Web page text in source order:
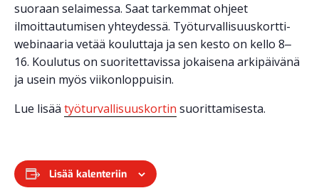
suoraan selaimessa. Saat tarkemmat ohjeet
ilmoittautumisen yhteydessä. Työturvallisuuskortti-
webinaaria vetää kouluttaja ja sen kesto on kello 8‒
16. Koulutus on suoritettavissa jokaisena arkipäivänä
ja usein myös viikonloppuisin.
Lue lisää työturvallisuuskortin suorittamisesta.
Lisää kalenteriin